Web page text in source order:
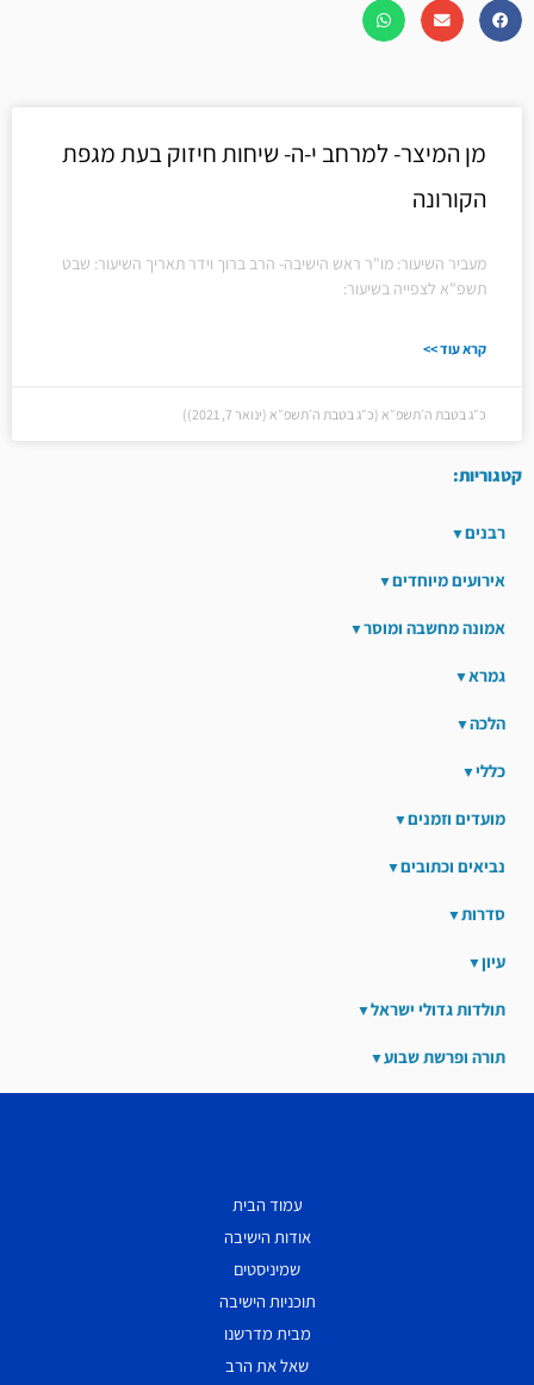
מן המיצר- למרחב י-ה- שיחות חיזוק בעת מגפת
הקורונה
מעביר השיעור: מו"ר ראש הישיבה- הרב ברוך וידר תאריך השיעור: שבט
תשפ"א לצפייה בשיעור:
קרא עוד >>
כ״ג בטבת ה׳תשפ״א (כ״ג בטבת ה׳תשפ״א (ינואר 7, 2021))
קטגוריות:
רבנים
אירועים מיוחדים
אמונה מחשבה ומוסר
גמרא
הלכה
כללי
מועדים וזמנים
נביאים וכתובים
סדרות
עיון
תולדות גדולי ישראל
תורה ופרשת שבוע
עמוד הבית
אודות הישיבה
שמיניסטים
תוכניות הישיבה
מבית מדרשנו
שאל את הרב